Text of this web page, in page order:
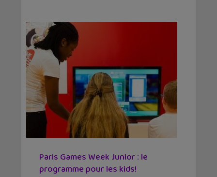
Paris Games Week Junior : le
programme pour les kids!